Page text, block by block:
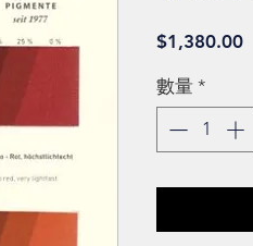
$1,380.00價
數量 *